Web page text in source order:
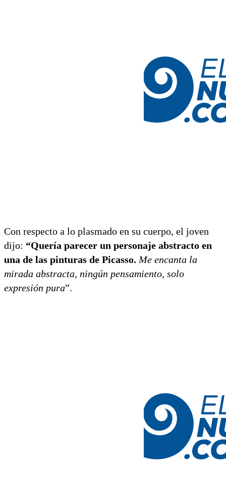
Con respecto a lo plasmado en su cuerpo, el joven
dijo: “Quería parecer un personaje abstracto en
una de las pinturas de Picasso. Me encanta la
mirada abstracta, ningún pensamiento, solo
expresión pura”.